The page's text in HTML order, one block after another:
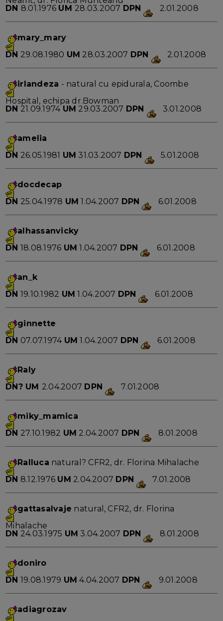
DN 8.01.1976 UM 28.03.2007 DPN 2.01.2008
mary_mary
DN 29.08.1980 UM 28.03.2007 DPN 2.01.2008
irlandeza - natural cu epidurala, Coombe
Hospital, echipa dr.Bowman
DN 21.09.1974 UM 29.03.2007 DPN 3.01.2008
amelia
DN 26.05.1981 UM 31.03.2007 DPN 5.01.2008
docdecap
DN 25.04.1978 UM 1.04.2007 DPN 6.01.2008
alhassanvicky
DN 18.08.1976 UM 1.04.2007 DPN 6.01.2008
an_k
DN 19.10.1982 UM 1.04.2007 DPN 6.01.2008
ginnette
DN 07.07.1974 UM 1.04.2007 DPN 6.01.2008
Raly
DN? UM 2.04.2007 DPN 7.01.2008
miky_mamica
DN 27.10.1982 UM 2.04.2007 DPN 8.01.2008
Ralluca natural? CFR2, dr. Florina Mihalache
DN 8.12.1976 UM 2.04.2007 DPN 7.01.2008
gattasalvaje natural, CFR2, dr. Florina
Mihalache
DN 24.03.1975 UM 3.04.2007 DPN 8.01.2008
doniro
DN 19.08.1979 UM 4.04.2007 DPN 9.01.2008
adiagrozav